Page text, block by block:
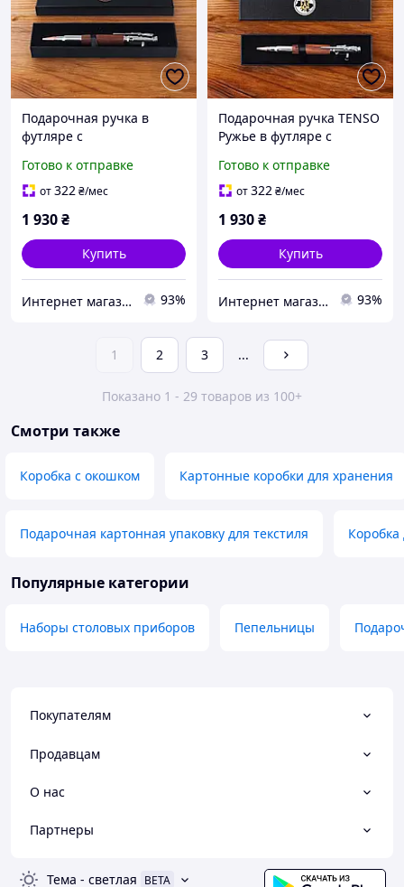
Подарочная ручка в
футляре с
символикой TENSO
Готово к отправке
от322₴/мес
1 930₴
Купить
Интернет магазин birca.com.ua 93%
Подарочная ручка TENSO
Ружье в футляре с
символикой Трезубец на
фоне карты Украины
Готово к отправке
от322₴/мес
1 930₴
Купить
Интернет магазин birca.com.ua 93%
1 2 3 ...
Показано 1 - 29 товаров из 100+
Смотри также
Коробка с окошком Картонные коробки для хранения
Подарочная картонная упаковку для текстиля Коробка
Популярные категории
Наборы столовых приборов Пепельницы
Покупателям
Продавцам
О нас
Партнеры
Тема - светлая BETA